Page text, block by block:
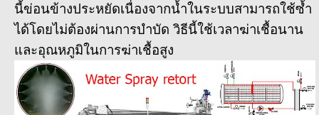
นี้ข่อนข้างประหยัดเนื่องจากน้ำในระบบสามารถใช้ซ้ำ
ได้โดยไม่ต้องผ่านการบำบัด วิธีนี้ใช้เวลาฆ่าเชื้อนาน
และอุณหภูมิในการฆ่าเชื้อสูง